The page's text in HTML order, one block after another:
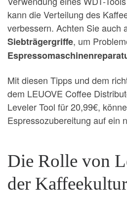
kann die Verteilung des
verbessern. Achten Sie auch
Siebträgergriffe, um
Mit diesen Tipps und dem
dem LEUOVE Coffee
Leveler Tool für 20,99€,
Espressozubereitung auf ein
Die Rolle von
der Kaffeekultur